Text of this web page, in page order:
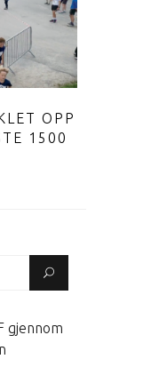
OPP
1500
gjennom